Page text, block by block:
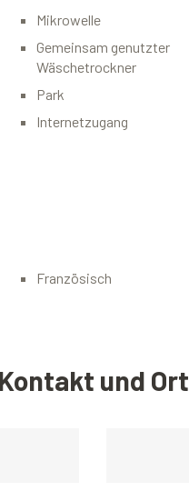
Mikrowelle
Gemeinsam genutzter
Wäschetrockner
Park
Internetzugang
Französisch
Kontakt und Ort